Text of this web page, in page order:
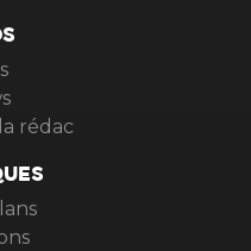
rédac